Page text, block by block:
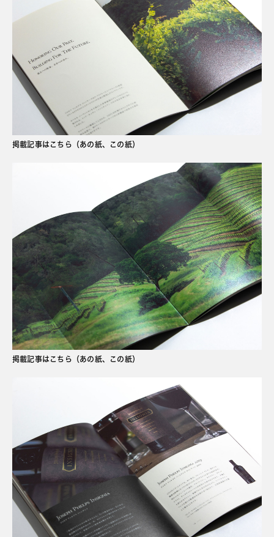
掲載記事はこちら（あの紙、この紙）
掲載記事はこちら（あの紙、この紙）